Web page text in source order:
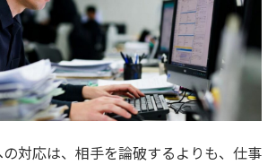
対応は、相手を論破するよりも、仕事